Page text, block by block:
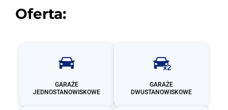
Oferta:
GARAŻE
JEDNOSTANOWISKOWE
GARAŻE
DWUSTANOWISKOWE